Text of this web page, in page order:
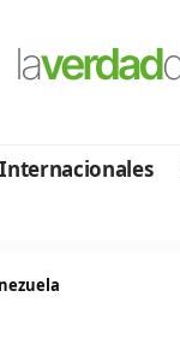
Internacionales